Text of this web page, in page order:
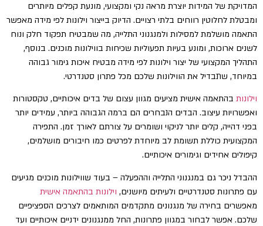
המדויקת של המידות יוצרת מראה נקי ומקצועי, מונעת קפלים מיותרים
ומבטלת לחלוטין רווחים בלתי רצויים. הדיוק בייצור וילונות לפי מידה מאפשר
התאמה מושלמת למסילות ולמנגנוני התלייה, מה שמבטיח תפקוד חלק ונוח
לשנים ארוכות, ומונע בעיות תפעוליות שכיחות בווילונות מוכנים. בנוסף,
התהליך המקצועי של יצור וילונות לפי מידה מבטיח איכות גימור גבוהה
במיוחד, שתבדיל את הווילונות שלכם מכל פתרון סטנדרטי.
וילונות בהתאמה אישית מציעים מגוון עצום של בדים איכותיים, טקסטורות
ואפשרויות עיצוב. הבדים הנבחרים הם ברמה הגבוהה ביותר, עמידים יותר
בפני דהייה, קלים יותר לניקוי ושומרים על צורתם לאורך זמן. התפירה
המקצועית כוללת תשומת לב מיוחדת לפרטים כמו חיבורים מושלמים,
קיפולים אחידים וגימורים איכותיים.
ההבדל ניכר גם במנגנוני התלייה וההפעלה – בעוד שווילונות מוכנים מגיעים
עם פתרונות סטנדרטיים ולעיתים מיושנים, וילונות בהתאמה אישית
מאפשרים בחירה של מנגנונים מתקדמים המותאמים לצרכים הספציפיים
שלכם. אפשר לבחור במגוון פתרונות, החל ממנגנונים ידניים איכותיים ועד